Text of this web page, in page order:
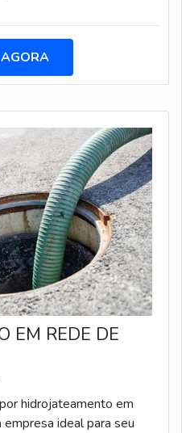
EM REDE DE
hidrojateamento em
ideal para seu